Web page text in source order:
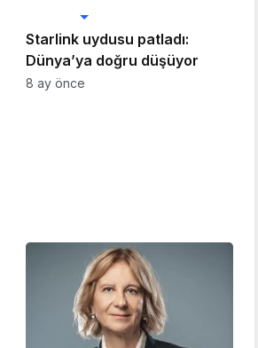
Starlink uydusu patladı:
Dünya’ya doğru düşüyor
8 ay önce